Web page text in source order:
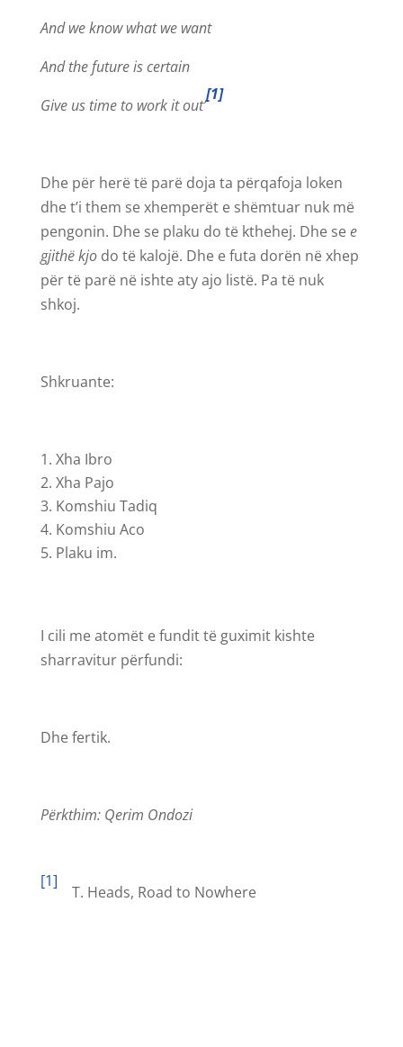
And we know what we want
And the future is certain
Give us time to work it out’
[1]
Dhe për herë të parë doja ta përqafoja loken
dhe t’i them se xhemperët e shëmtuar nuk më
pengonin. Dhe se plaku do të kthehej. Dhe see
gjithë kjodo të kalojë. Dhe e futa dorën në xhep
për të parë në ishte aty ajo listë. Pa të nuk
shkoj.
Shkruante:
Xha Ibro
Xha Pajo
Komshiu Tadiq
Komshiu Aco
Plaku im.
I cili me atomët e fundit të guximit kishte
sharravitur përfundi:
Dhe fertik.
Përkthim: Qerim Ondozi
[1]
T. Heads, Road to Nowhere